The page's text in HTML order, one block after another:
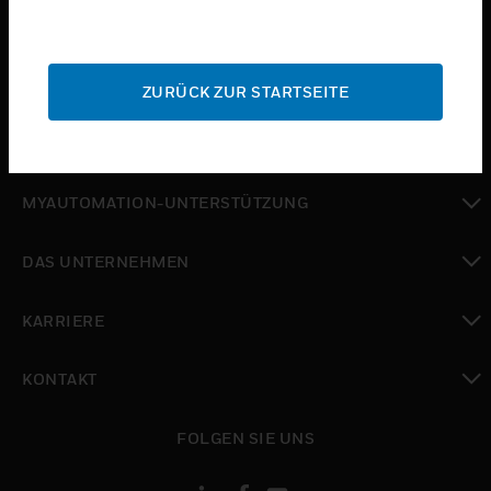
toggle view
toggle view
MYAUTOMATION-UNTERSTÜTZUNG
DAS UNTERNEHMEN
KARRIERE
KONTAKT
FOLGEN SIE UNS
ZURÜCK ZUR STARTSEITE